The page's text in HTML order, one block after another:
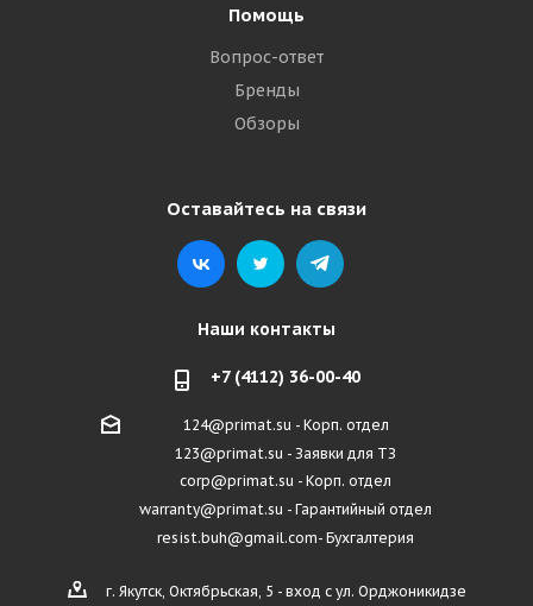
Помощь
Вопрос-ответ
Бренды
Обзоры
Оставайтесь на связи
Наши контакты
+7 (4112) 36-00-40
124@primat.su - Корп. отдел
123@primat.su - Заявки для ТЗ
corp@primat.su - Корп. отдел
warranty@primat.su - Гарантийный отдел
resist.buh@gmail.com- Бухгалтерия
г. Якутск, Октябрьская, 5 - вход с ул. Орджоникидзе